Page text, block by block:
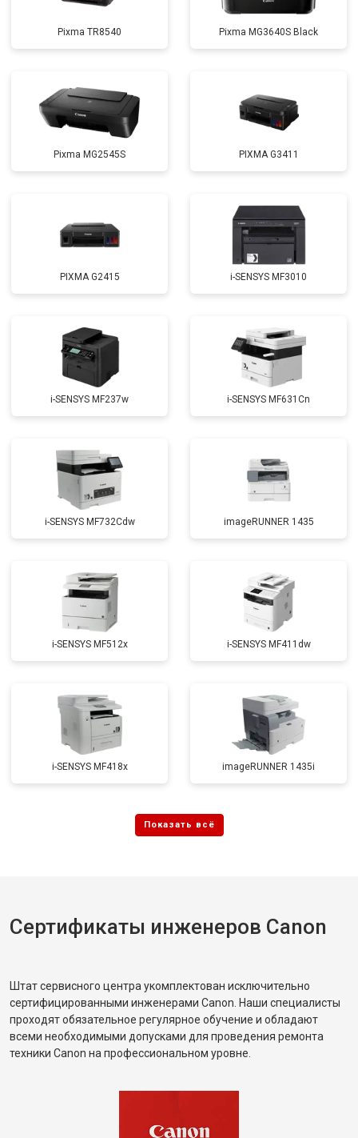
Pixma TR8540 Pixma MG3640S Black
Pixma MG2545S PIXMA G3411
PIXMA G2415 i-SENSYS MF3010
i-SENSYS MF237w i-SENSYS MF631Cn
i-SENSYS MF732Cdw imageRUNNER 1435
i-SENSYS MF512x i-SENSYS MF411dw
i-SENSYS MF418x imageRUNNER 1435i
Сертификаты инженеров Canon
Штат сервисного центра укомплектован исключительно
сертифицированными инженерами Canon. Наши специалисты
проходят обязательное регулярное обучение и обладают
всеми необходимыми допусками для проведения ремонта
техники Canon на профессиональном уровне.